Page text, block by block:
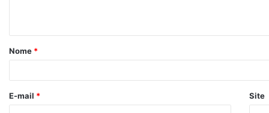
Nome *
E-mail * Site